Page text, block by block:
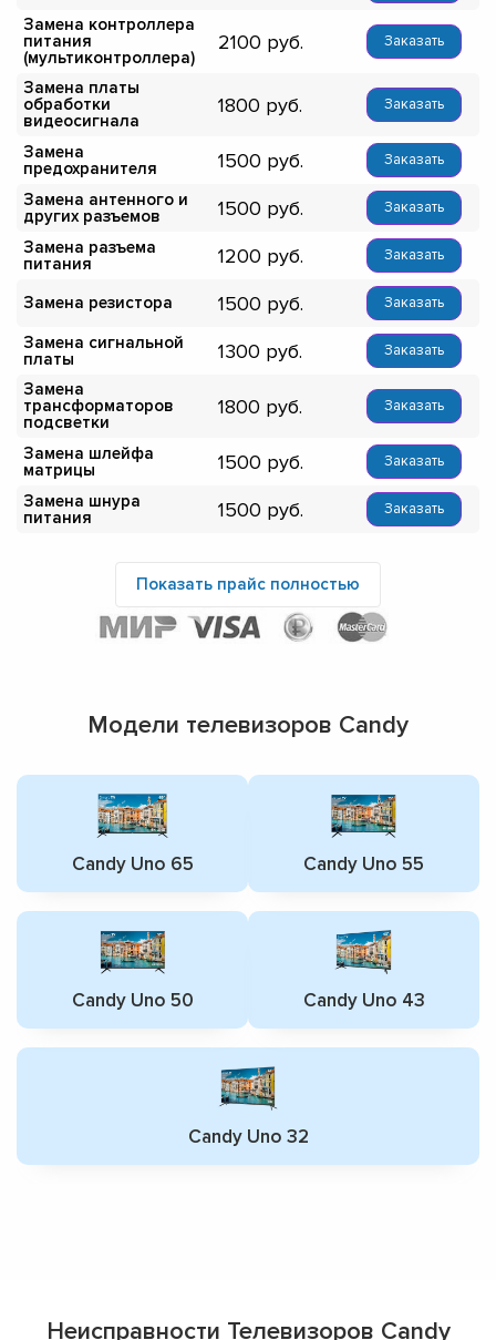
Замена контроллера
питания
(мультиконтроллера)
2100 Заказать
Замена платы
обработки
видеосигнала
1800 Заказать
Замена
предохранителя
1500 Заказать
Замена антенного и
других разъемов
1500 Заказать
Замена разъема
питания
1200 Заказать
Замена резистора 1500 Заказать
Замена сигнальной
платы
1300 Заказать
Замена
трансформаторов
подсветки
1800 Заказать
Замена шлейфа
матрицы
1500 Заказать
Замена шнура
питания
1500 Заказать
Показать прайс полностью
Модели телевизоров Candy
Candy Uno 65 Candy Uno 55
Candy Uno 50 Candy Uno 43
Candy Uno 32
Неисправности Телевизоров Candy